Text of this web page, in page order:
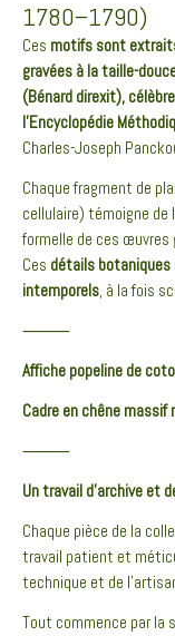
1780–1790)
Ces motifs sont
gravées à la taille-
(Bénard direxit),
l’Encyclopédie
Charles-Joseph
Chaque fragment de
cellulaire) témoigne
formelle de ces œuvres
Ces détails botaniques
intemporels, à la fois
⸻
Affiche popeline de
Cadre en chêne massif
⸻
Un travail d’archive et
Chaque pièce de la
travail patient et
technique et de
Tout commence par la